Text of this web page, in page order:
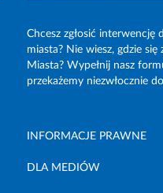
Chcesz zgłosić
miasta? Nie wiesz, gdzie się
Miasta? Wypełnij nasz
przekażemy niezwłocznie
INFORMACJE PRAWNE
DLA MEDIÓW